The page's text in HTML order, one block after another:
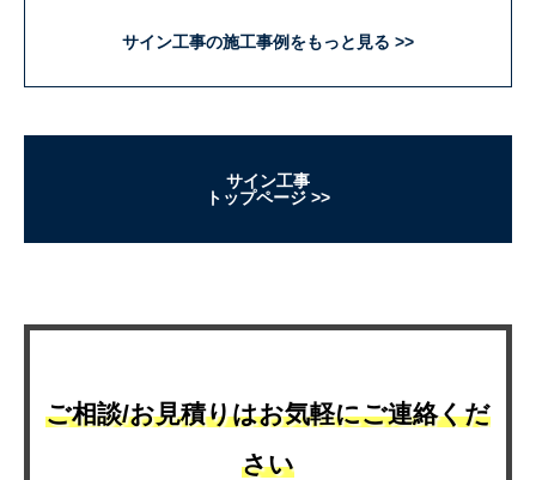
サイン工事の施工事例をもっと見る
サイン工事
トップページ
ご相談/お見積りはお気軽にご連絡くだ
さい